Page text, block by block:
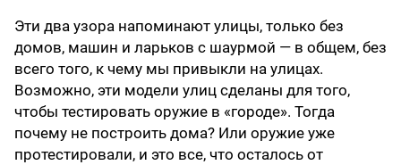
Эти два узора напоминают улицы, только без
домов, машин и ларьков с шаурмой — в общем, без
всего того, к чему мы привыкли на улицах.
Возможно, эти модели улиц сделаны для того,
чтобы тестировать оружие в «городе». Тогда
почему не построить дома? Или оружие уже
протестировали, и это все, что осталось от